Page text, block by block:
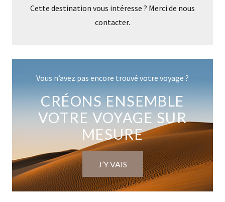
Cette destination vous intéresse ? Merci de nous
contacter.
Vous n’avez pas encore trouvé votre voyage ?
CRÉONS ENSEMBLE
VOTRE VOYAGE SUR
MESURE
J’Y VAIS